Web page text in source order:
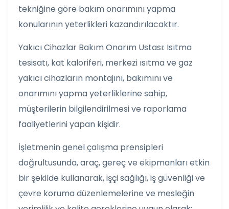
tekniğine göre bakım onarımını yapma
konularının yeterlikleri kazandırılacaktır.
Yakıcı Cihazlar Bakım Onarım Ustası: Isıtma
tesisatı, kat kaloriferi, merkezi ısıtma ve gaz
yakıcı cihazların montajını, bakımını ve
onarımını yapma yeterliklerine sahip,
müşterilerin bilgilendirilmesi ve raporlama
faaliyetlerini yapan kişidir.
İşletmenin genel çalışma prensipleri
doğrultusunda, araç, gereç ve ekipmanları etkin
bir şekilde kullanarak, işçi sağlığı, iş güvenliği ve
çevre koruma düzenlemelerine ve mesleğin